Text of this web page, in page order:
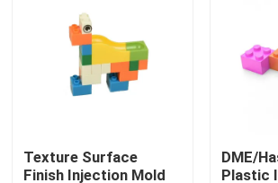
Rechtssachen
Teile von Haushaltsgeräten
Texture Surface
Finish Injection Mold
DME/
Plastic